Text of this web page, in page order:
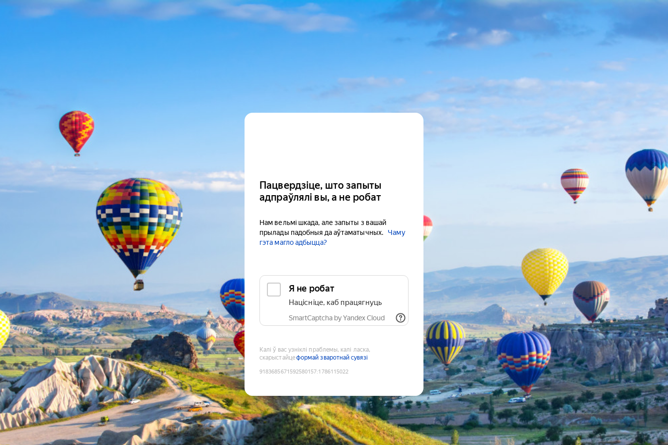
Пацвердзіце, што запыты
адпраўлялі вы, а не робат
Нам вельмі шкада, але запыты з вашай
прылады падобныя да аўтаматычных.
Чаму
гэта магло адбыцца?
Я не робат
Націсніце, каб працягнуць
SmartCaptcha by Yandex Cloud
Калі ў вас узніклі праблемы, калі ласка,
скарыстайцеформай зваротнай сувязі
9183685671592580157:1786115022